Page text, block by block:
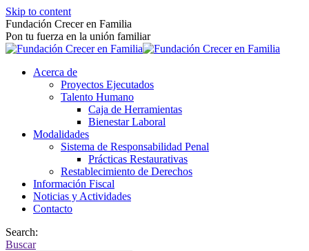
Skip to content
Fundación Crecer en Familia
Pon tu fuerza en la unión familiar
Acerca de
Proyectos Ejecutados
Talento Humano
Caja de Herramientas
Bienestar Laboral
Modalidades
Sistema de Responsabilidad Penal
Prácticas Restaurativas
Restablecimiento de Derechos
Información Fiscal
Noticias y Actividades
Contacto
Search:
Buscar